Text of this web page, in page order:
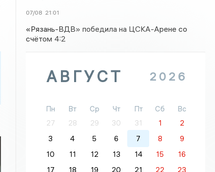
07/08 21:01
«Рязань-ВДВ» победила на ЦСКА-Арене со
счётом 4:2
АВГУСТ 2026
Пн Вт Ср Чт Пт Сб
Вс
27
28 29 30 31 1
2
3
4 5 6 7 8
9
10
11 12 13 14 15
16
17
18 19 20 21 22
23